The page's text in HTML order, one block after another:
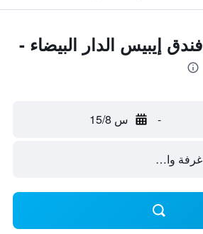
إيبيس الدار البيضاء -
- س 15/8